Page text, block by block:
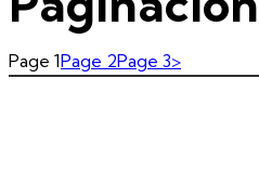
Page 1Page 2Page 3>